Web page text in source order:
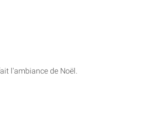
l'ambiance de Noël.